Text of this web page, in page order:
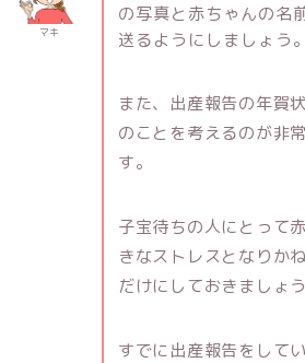
マキ
の写真と赤ちゃんの名
送るようにしましょう。
また、出産報告の年賀
のことを考えるのが非
す。
子宝待ちの人にとって
きなストレスとなりか
だけにしておきましょう
すでに出産報告をして